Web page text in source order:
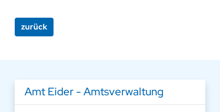
zurück
Amt Eider - Amtsverwaltung